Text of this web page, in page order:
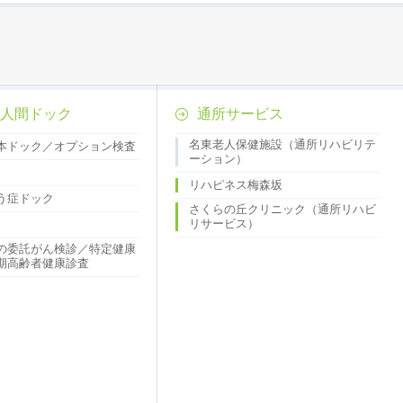
間ドック
ドック／オプション検査
症ドック
委託がん検診／特定健康
高齢者健康診査
通所サービス
名東老人保健施設（通所リハビリテ
ーション）
リハピネス梅森坂
さくらの丘クリニック（通所リハビ
リサービス）